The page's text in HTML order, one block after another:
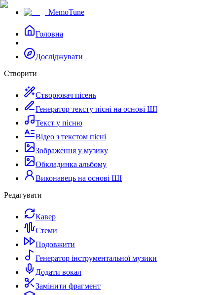
MemoTune
Головна
Досліджувати
Створити
Створювач пісень
Генератор тексту пісні на основі ШІ
Текст у пісню
Відео з текстом пісні
Зображення у музику
Обкладинка альбому
Виконавець на основі ШІ
Редагувати
Кавер
Стеми
Подовжити
Генератор інструментальної музики
Додати вокал
Замінити фрагмент